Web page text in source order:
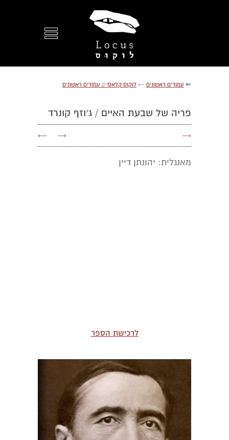
⇐ עמודים ראשונים ← לוקוס קלאסי // עמודים ראשונים
פריה של שבעת האיים / ג׳וזף קונרד
→
→
←
מאנגלית: יהונתן דיין
לרכישת הספר